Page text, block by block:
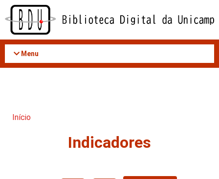
Acessar
conteúdo
Menu
Início
Indicadores